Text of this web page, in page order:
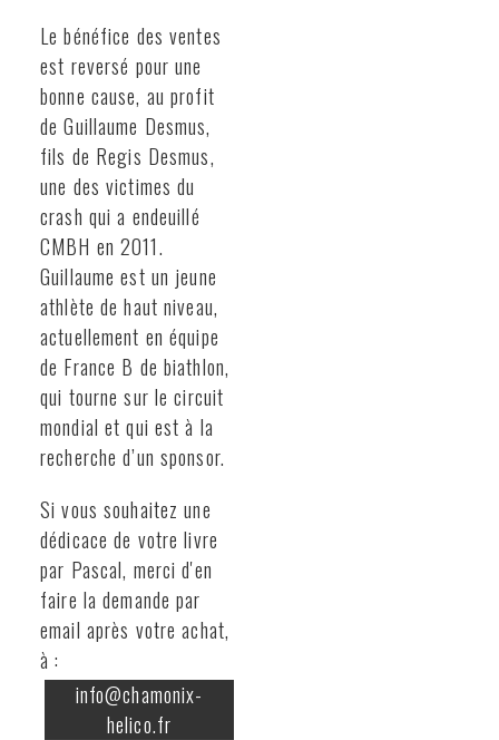
Le bénéfice des ventes
est reversé pour une
bonne cause, au profit
de Guillaume Desmus,
fils de Regis Desmus,
une des victimes du
crash qui a endeuillé
CMBH en 2011.
Guillaume est un jeune
athlète de haut niveau,
actuellement en équipe
de France B de biathlon,
qui tourne sur le circuit
mondial et qui est à la
recherche d’un sponsor.
Si vous souhaitez une
dédicace de votre livre
par Pascal, merci d'en
faire la demande par
email après votre achat,
à :
info@chamonix-
helico.fr